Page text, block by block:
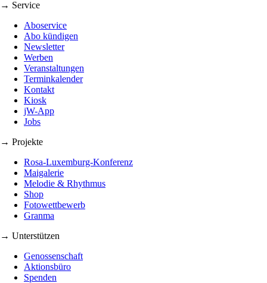
→ Service
Aboservice
Abo kündigen
Newsletter
Werben
Veranstaltungen
Terminkalender
Kontakt
Kiosk
jW-App
Jobs
→ Projekte
Rosa-Luxemburg-Konferenz
Maigalerie
Melodie & Rhythmus
Shop
Fotowettbewerb
Granma
→ Unterstützen
Genossenschaft
Aktionsbüro
Spenden